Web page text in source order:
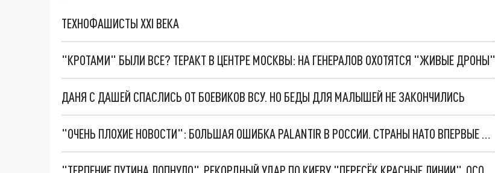
ТЕХНОФАШИСТЫ XXI ВЕКА
"КРОТАМИ" БЫЛИ ВСЕ? ТЕРАКТ В ЦЕНТРЕ МОСКВЫ: НА ГЕНЕРАЛОВ ОХОТЯТСЯ "ЖИВЫЕ ДРОНЫ"
ДАНЯ С ДАШЕЙ СПАСЛИСЬ ОТ БОЕВИКОВ ВСУ. НО БЕДЫ ДЛЯ МАЛЫШЕЙ НЕ ЗАКОНЧИЛИСЬ
"ОЧЕНЬ ПЛОХИЕ НОВОСТИ": БОЛЬШАЯ ОШИБКА PALANTIR В РОССИИ. СТРАНЫ НАТО ВПЕРВЫЕ ЗА СВО ОСТАНОВИЛИ ПОСТАВКИ ОРУЖИЯ. ВСУ ТЕРЯЮТ ПРИГРАНИЧЬЕ?